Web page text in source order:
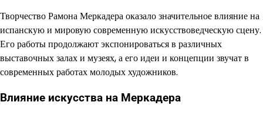
Творчество Рамона Меркадера оказало значительное влияние на
испанскую и мировую современную искусствоведческую сцену.
Его работы продолжают экспонироваться в различных
выставочных залах и музеях, а его идеи и концепции звучат в
современных работах молодых художников.
Влияние искусства на Меркадера